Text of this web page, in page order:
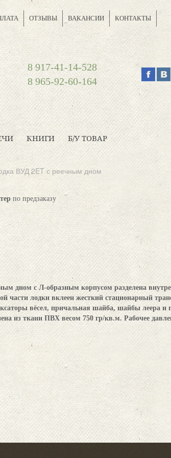
ОТЗЫВЫ ВАКАНСИИ КОНТАКТЫ
8 917-41-14-528
8 965-92-60-164
КНИГИ Б/У ТОВАР
ВУД 2ET с реечным дном
по предзаказу
дном с Л-образным корпусом разделена
части лодки вклеен жесткий стационарный
вёсел, причальная шайба, шайбы леера и
из ткани ПВХ весом 750 гр/кв.м. Рабочее